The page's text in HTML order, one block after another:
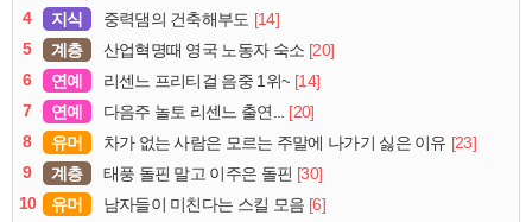
4
지식 중력댐의 건축해부도 [14]
5
계층 산업혁명때 영국 노동자 숙소 [20]
6
연예 리센느 프리티걸 음중 1위~ [14]
7
연예 다음주 놀토 리센느 출연... [20]
8
유머 차가 없는 사람은 모르는 주말에 나가기 싫은 이유 [23]
9
계층 태풍 돌핀 말고 이주은 돌핀 [30]
10
유머 남자들이 미친다는 스킬 모음 [6]